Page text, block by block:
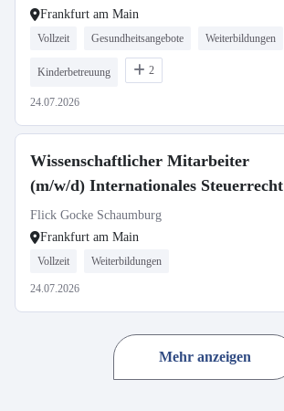
Frankfurt am Main
Vollzeit Gesundheitsangebote Weiterbildungen
Kinderbetreuung 2
24.07.2026
Wissenschaftlicher Mitarbeiter
(m/w/d) Internationales Steuerrecht
Flick Gocke Schaumburg
Frankfurt am Main
Vollzeit Weiterbildungen
24.07.2026
Mehr anzeigen